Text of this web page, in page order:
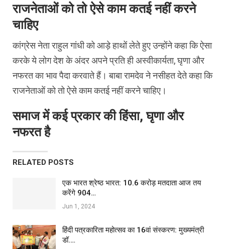
राजनेताओं को तो ऐसे काम कतई नहीं करने
चाहिए
कांग्रेस नेता राहुल गांधी को आड़े हाथों लेते हुए उन्‍होंने कहा कि ऐसा
करके ये लोग देश के अंदर अपने प्रति ही अस्वीकार्यता, घृणा और
नफरत का भाव पैदा करवाते हैं। बाबा रामदेव ने नसीहत देते कहा कि
राजनेताओं को तो ऐसे काम कतई नहीं करने चाहिए।
समाज में कई प्रकार की हिंसा, घृणा और
नफरत है
RELATED POSTS
एक भारत श्रेष्ठ भारत: 10.6 करोड़ मतदाता आज तय
करेंगे 904…
Jun 1, 2024
हिंदी पत्रकारिता महोत्सव का 16वां संस्करण: मुख्यमंत्री
डॉ.…